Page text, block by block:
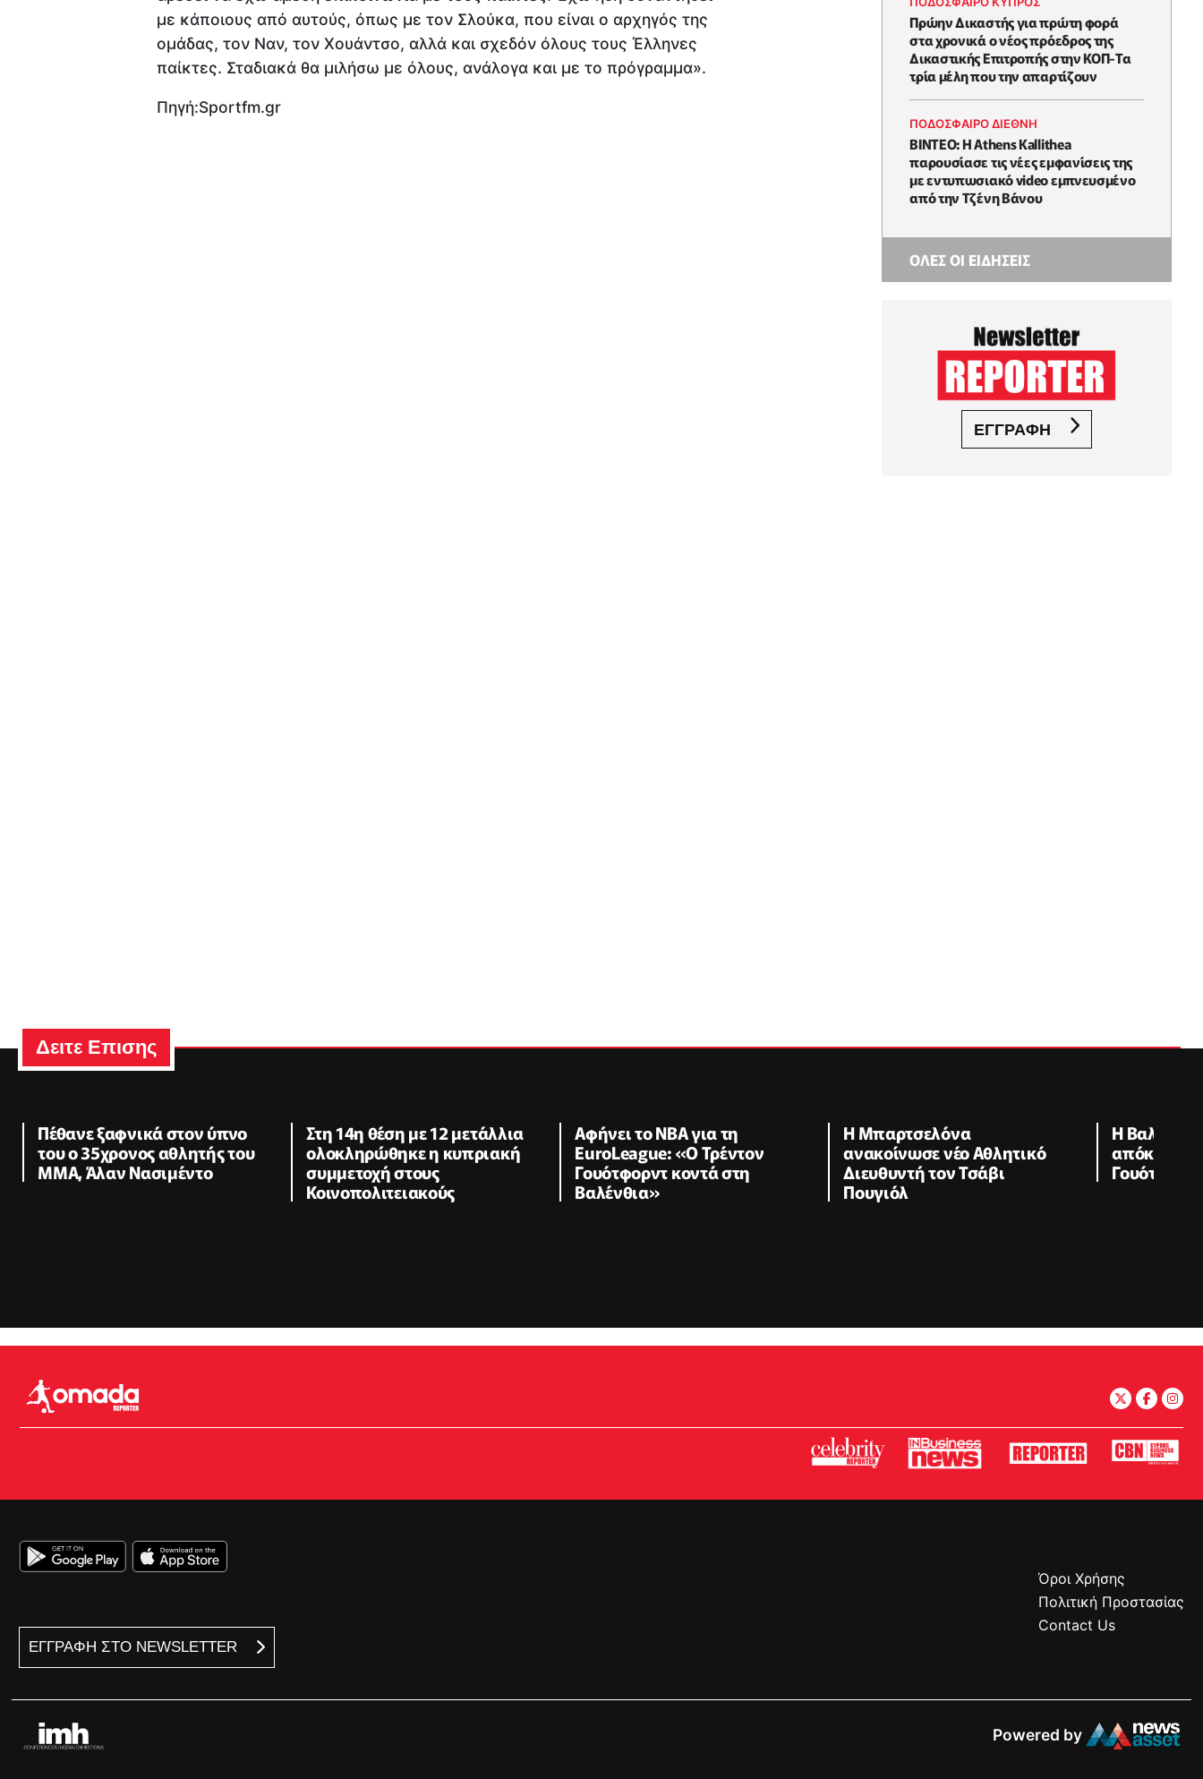
με κάποιους από αυτούς, όπως με τον Σλούκα, που είναι ο αρχηγός της
ομάδας, τον Ναν, τον Χουάντσο, αλλά και σχεδόν όλους τους Έλληνες
παίκτες. Σταδιακά θα μιλήσω με όλους, ανάλογα και με το πρόγραμμα».
Πηγή:Sportfm.gr
Πρώην Δικαστής για πρώτη φορά
στα χρονικά ο νέος πρόεδρος της
Δικαστικής Επιτροπής στην ΚΟΠ-Τα
τρία μέλη που την απαρτίζουν
ΠΟΔΟΣΦΑΙΡΟ ΔΙΕΘΝΗ
BINTEO: Η Athens Kallithea
παρουσίασε τις νέες εμφανίσεις της
με εντυπωσιακό video εμπνευσμένο
από την Τζένη Βάνου
ΟΛΕΣ ΟΙ ΕΙΔΗΣΕΙΣ
ΕΓΓΡΑΦΗ
Δειτε Επισης
Πέθανε ξαφνικά στον ύπνο
του ο 35χρονος αθλητής του
ΜΜΑ, Άλαν Νασιμέντο
Στη 14η θέση με 12 μετάλλια
ολοκληρώθηκε η κυπριακή
συμμετοχή στους
Κοινοπολιτειακούς
Αφήνει το NBA για τη
EuroLeague: «Ο Τρέντον
Γουότφορντ κοντά στη
Βαλένθια»
Η Μπαρτσελόνα
ανακοίνωσε νέο Αθλητικό
Διευθυντή τον Τσάβι
Πουγιόλ
Η
απόκτηση
ΕΓΓΡΑΦΗ ΣΤΟ NEWSLETTER
Όροι Χρήσης
Πολιτική Προστασίας
Contact Us
Powered by